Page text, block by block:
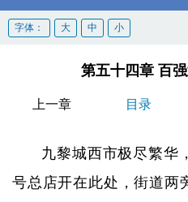
字体： 大 中 小
第五十四章 百强
上一章 目录
九黎城西市极尽繁华
号总店开在此处，街道两